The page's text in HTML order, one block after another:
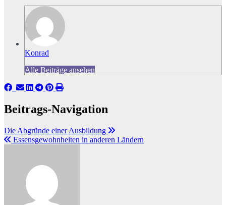
Konrad
Alle Beiträge ansehen
Beitrags-Navigation
Die Abgründe einer Ausbildung
Essensgewohnheiten in anderen Ländern